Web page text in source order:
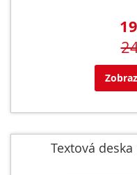
Textová